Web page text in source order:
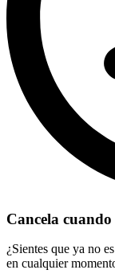
Cancela
¿Sientes que ya no
en cualquier